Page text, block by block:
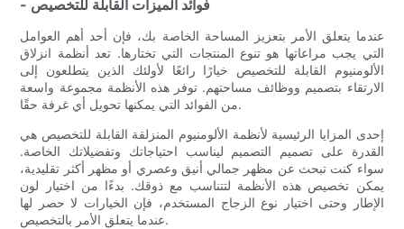
- فوائد الميزات القابلة للتخصيص
عندما يتعلق الأمر بتعزيز المساحة الخاصة بك، فإن أحد أهم العوامل
التي يجب مراعاتها هو تنوع المنتجات التي تختارها. تعد أنظمة انزلاق
الألومنيوم القابلة للتخصيص خيارًا رائعًا لأولئك الذين يتطلعون إلى
الارتقاء بتصميم ووظائف مساحتهم. توفر هذه الأنظمة مجموعة واسعة
من الفوائد التي يمكنها تحويل أي غرفة حقًا.
إحدى المزايا الرئيسية لأنظمة الألومنيوم المنزلقة القابلة للتخصيص هي
القدرة على تصميم التصميم ليناسب احتياجاتك وتفضيلاتك الخاصة.
سواء كنت تبحث عن مظهر جمالي أنيق وعصري أو مظهر أكثر تقليدية،
يمكن تخصيص هذه الأنظمة لتتناسب مع ذوقك. بدءًا من اختيار لون
الإطار وحتى اختيار نوع الزجاج المستخدم، فإن الخيارات لا حصر لها
عندما يتعلق الأمر بالتخصيص.